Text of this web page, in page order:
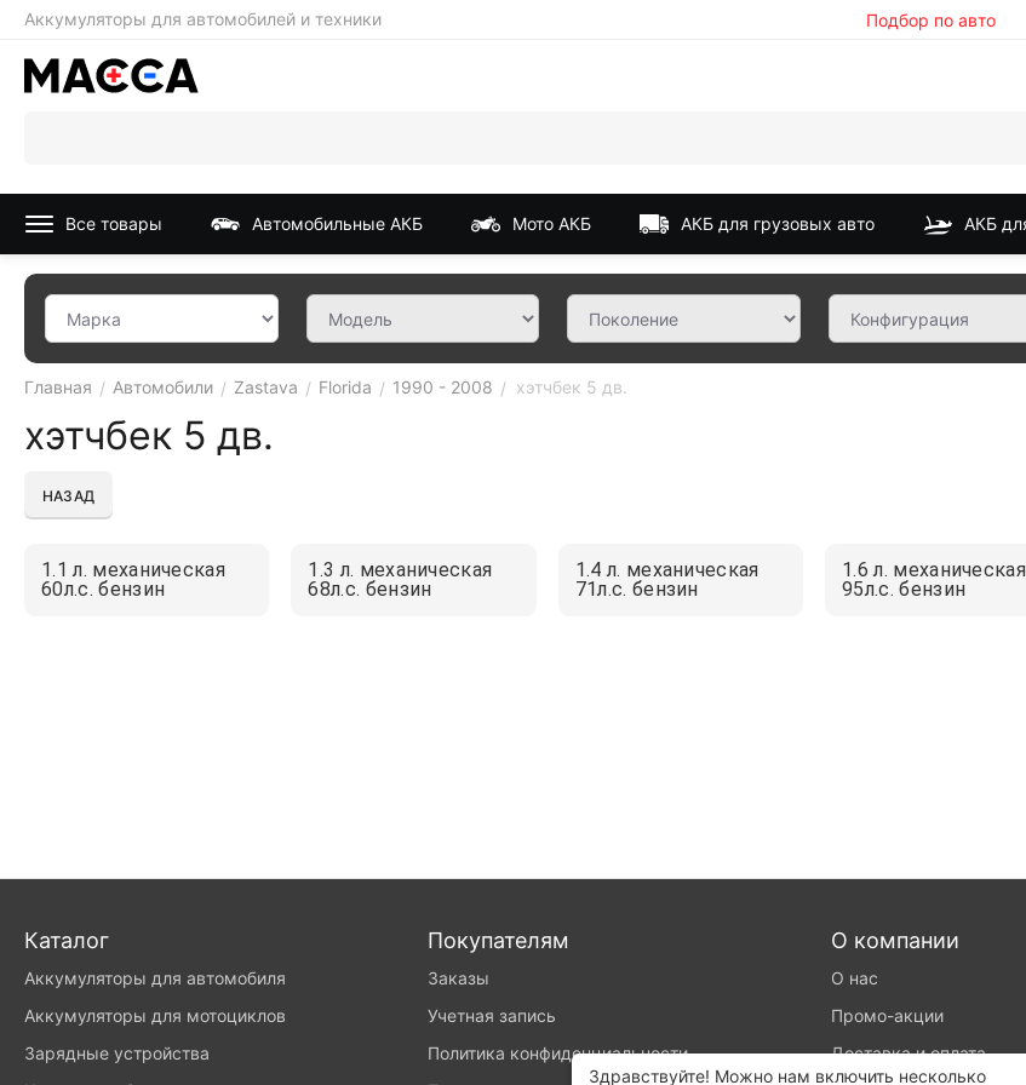
Аккумуляторы для автомобилей и техники Подбор по авто
Все товары Автомобильные АКБ Мото АКБ АКБ для грузовых авто АКБ
Главная / Автомобили / Zastava / Florida / 1990 - 2008 / хэтчбек 5 дв.
хэтчбек 5 дв.
НАЗАД
1.1 л. механическая
60л.с. бензин
1.3 л. механическая
68л.с. бензин
1.4 л. механическая
71л.с. бензин
1.6 л. механическая
95л.с. бензин
Каталог
Аккумуляторы для автомобиля
Аккумуляторы для мотоциклов
Зарядные устройства
Покупателям
Заказы
Учетная запись
Политика конфиденциальности
О компании
О нас
Промо-акции
Доставка и оплата
Здравствуйте! Можно нам включить несколько